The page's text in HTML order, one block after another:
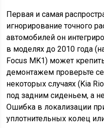
Первая и самая
игнорирование точного
автомобилей он
в моделях до 2010 года
Focus MK1) может
демонтажем проверьте
некоторых случаях (Kia
под задним сиденьем, а
Ошибка в локализации
уплотнительных колец